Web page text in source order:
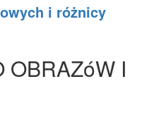
i różnicy
OBRAZóW I